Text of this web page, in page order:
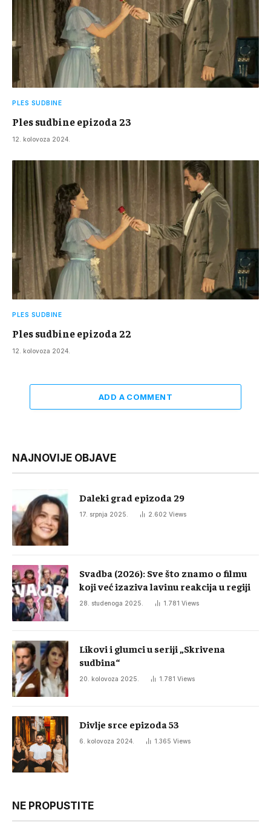
PLES SUDBINE
Ples sudbine epizoda 23
12. kolovoza 2024.
PLES SUDBINE
Ples sudbine epizoda 22
12. kolovoza 2024.
ADD A COMMENT
NAJNOVIJE OBJAVE
Daleki grad epizoda 29
17. srpnja 2025. 2.602 Views
Svadba (2026): Sve što znamo o filmu
koji već izaziva lavinu reakcija u regiji
28. studenoga 2025. 1.781 Views
Likovi i glumci u seriji „Skrivena
sudbina“
20. kolovoza 2025. 1.781 Views
Divlje srce epizoda 53
6. kolovoza 2024. 1.365 Views
NE PROPUSTITE